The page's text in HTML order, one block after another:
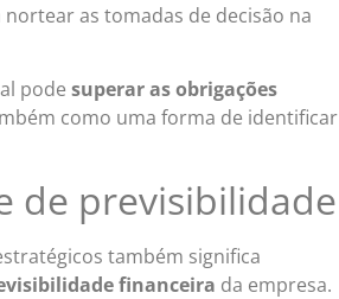
nortear as tomadas de decisão na
pode superar as obrigações
como uma forma de identificar
de previsibilidade
também significa
financeira da empresa.